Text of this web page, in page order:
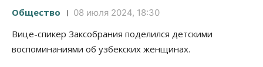
Общество 08 июля 2024, 18:30
Вице-спикер Заксобрания поделился детскими
воспоминаниями об узбекских женщинах.